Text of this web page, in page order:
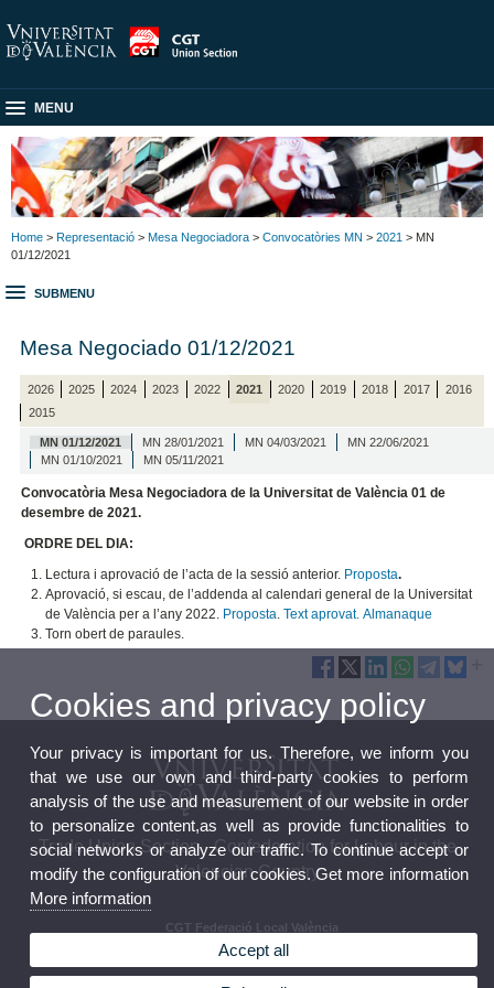
MENU
Home > Representació > Mesa Negociadora > Convocatòries MN > 2021 > MN
01/12/2021
SUBMENU
Mesa Negociado 01/12/2021
2026 2025 2024 2023 2022 2021 2020 2019 2018 2017
2016
2015
MN 01/12/2021 MN 28/01/2021 MN 04/03/2021
MN 22/06/2021
MN 01/10/2021
MN 05/11/2021
Convocatòria Mesa Negociadora de la Universitat de València 01 de
desembre de 2021.
ORDRE DEL DIA:
Lectura i aprovació de l’acta de la sessió anterior. Proposta.
Aprovació, si escau, de l’addenda al calendari general de la Universitat
de València per a l’any 2022. Proposta. Text aprovat. Almanaque
Torn obert de paraules.
Trade Union Section - Confederation for Labour in the
Valencian Country
CGT Federació Local València
CGT Confederal País Valencià
CGT Confederal estatal
FETAP
Cookies and privacy policy
Your privacy is important for us. Therefore, we inform you
that we use our own and third-party cookies to perform
analysis of the use and measurement of our website in order
to personalize content,as well as provide functionalities to
social networks or analyze our traffic. To continue accept or
modify the configuration of our cookies. Get more information
More information
Accept all